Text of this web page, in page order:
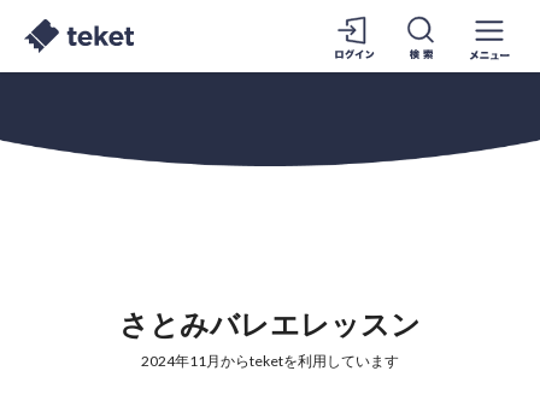
さとみバレエレッスン
2024年11月からteketを利用しています